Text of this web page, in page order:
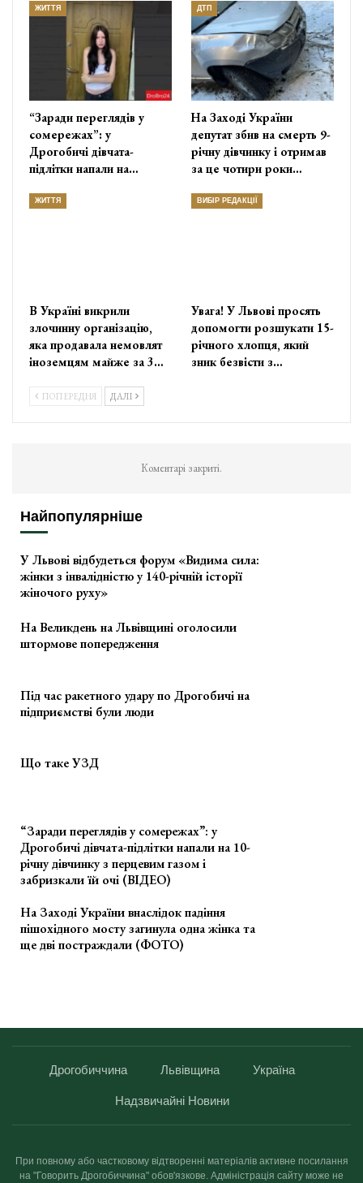
ЖИТТЯ
“Заради переглядів у
сомережах”: у
Дрогобичі дівчата-
підлітки напали на…
ДТП
На Заході України
депутат збив на смерть 9-
річну дівчинку і отримав
за це чотири роки…
ЖИТТЯ
В Україні викрили
злочинну організацію,
яка продавала немовлят
іноземцям майже за 3…
ВИБІР РЕДАКЦІЇ
Увага! У Львові просять
допомогти розшукати 15-
річного хлопця, який
зник безвісти з…
ПОПЕРЕДНЯ ДАЛІ
Коментарі закриті.
Найпопулярніше
У Львові відбудеться форум «Видима сила:
жінки з інвалідністю у 140-річній історії
жіночого руху»
На Великдень на Львівщині оголосили
штормове попередження
Під час ракетного удару по Дрогобичі на
підприємстві були люди
Що таке УЗД
“Заради переглядів у сомережах”: у
Дрогобичі дівчата-підлітки напали на 10-
річну дівчинку з перцевим газом і
забризкали їй очі (ВІДЕО)
На Заході України внаслідок падіння
пішохідного мосту загинула одна жінка та
ще дві постраждали (ФОТО)
Дрогобиччина Львівщина Україна
Надзвичайні Новини
При повному або частковому відтворенні матеріалів активне посилання
на "Говорить Дрогобиччина" обов'язкове. Адміністрація сайту може не